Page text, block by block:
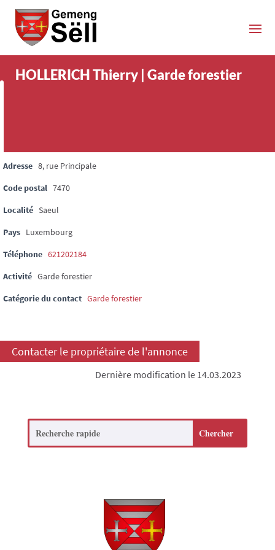
HOLLERICH Thierry | Garde forestier
Adresse 8, rue Principale
Code postal 7470
Localité Saeul
Pays Luxembourg
Téléphone 621202184
Activité Garde forestier
Catégorie du contact Garde forestier
Contacter le propriétaire de l'annonce
Dernière modification le 14.03.2023
Search